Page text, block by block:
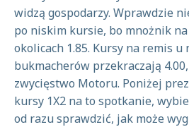
widzą gospodarzy. Wprawdzie
po niskim kursie, bo mnożnik
okolicach 1.85. Kursy na remis u
bukmacherów przekraczają
zwycięstwo Motoru. Poniżej
kursy 1X2 na to spotkanie,
od razu sprawdzić, jak może